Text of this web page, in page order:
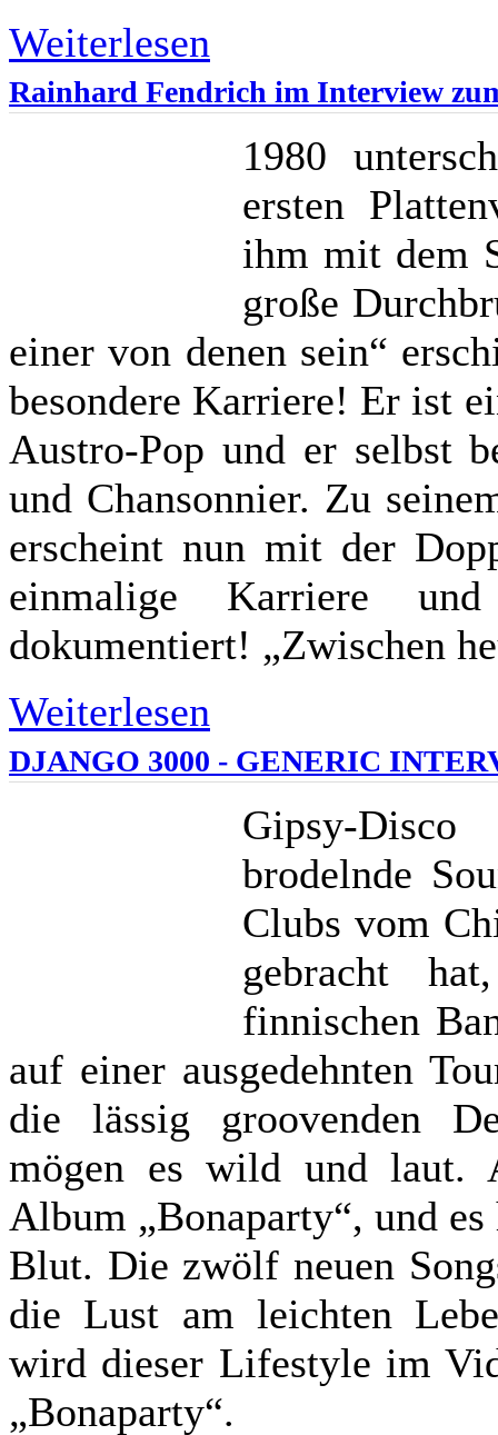
Weiterlesen
Rainhard Fendrich im Interview
1980
ersten
ihm mit dem
große
einer von denen sein“
besondere Karriere! Er ist
Austro-Pop und er selbst
und Chansonnier. Zu
erscheint nun mit der
einmalige Karriere
dokumentiert! „Zwischen
Weiterlesen
DJANGO 3000 - GENERIC
Gipsy-
brodelnde
Clubs vom
gebracht
finnischen
auf einer ausgedehnten
die lässig groovenden
mögen es wild und laut.
Album „Bonaparty“, und
Blut. Die zwölf neuen
die Lust am leichten
wird dieser Lifestyle im
„Bonaparty“.